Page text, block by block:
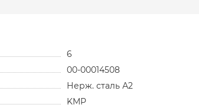
6
00-00014508
Нерж. сталь А2
KMP